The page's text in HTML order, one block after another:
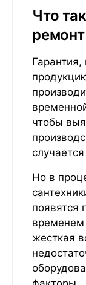
Что
чтобы
Но в
появятся
жесткая